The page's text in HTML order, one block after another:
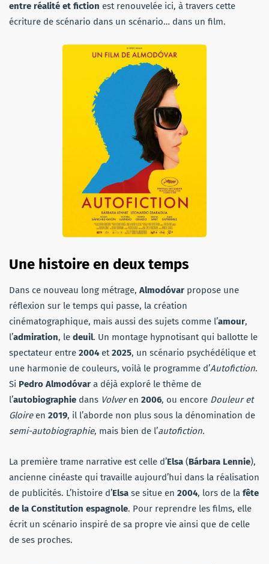
entre réalité et fiction est renouvelée ici, à travers cette
écriture de scénario dans un scénario… dans un film.
Une histoire en deux temps
Dans ce nouveau long métrage, Almodóvar propose une
réflexion sur le temps qui passe, la création
cinématographique, mais aussi des sujets comme l’amour,
l’admiration, le deuil. Un montage hypnotisant qui ballotte le
spectateur entre 2004et2025, un scénario psychédélique et
une harmonie de couleurs, voilà le programme d’Autofiction.
Si Pedro Almodóvar a déjà exploré le thème de
l’autobiographie dans Volveren 2006, ou encore Douleur et
Gloireen 2019, il l’aborde non plus sous la dénomination de
semi-autobiographie, mais bien de l’autofiction.
La première trame narrative est celle d’Elsa (Bárbara Lennie),
ancienne cinéaste qui travaille aujourd’hui dans la réalisation
de publicités. L’histoire d’Elsa se situe en 2004, lors de la fête
de la Constitution espagnole. Pour reprendre les films, elle
écrit un scénario inspiré de sa propre vie ainsi que de celle
de ses proches.